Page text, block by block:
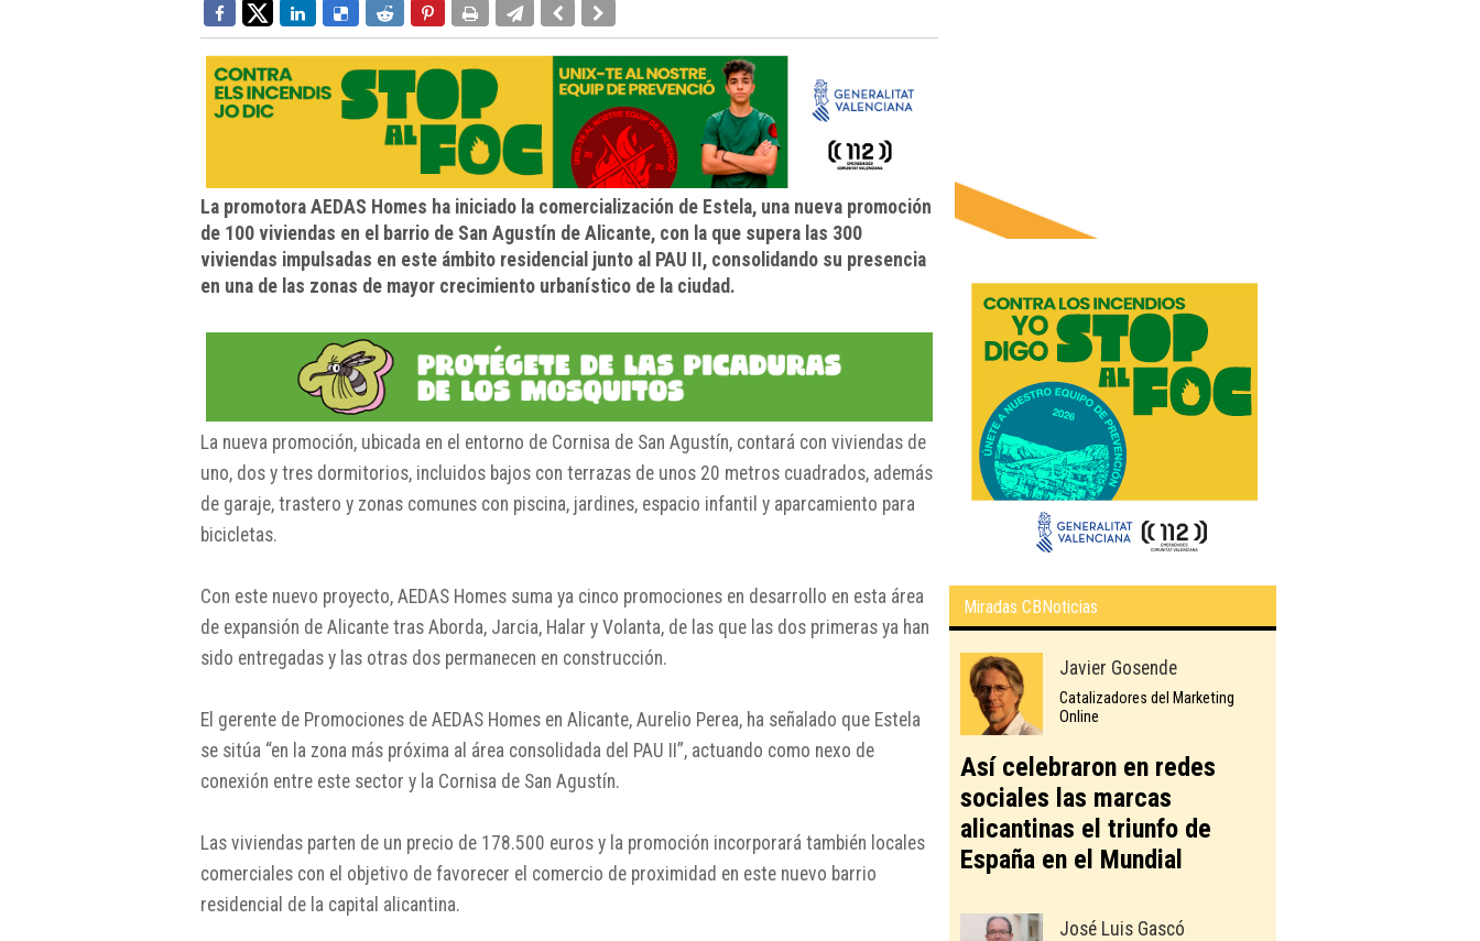
La promotora AEDAS Homes ha iniciado la comercialización de Estela, una nueva promoción
de 100 viviendas en el barrio de San Agustín de Alicante, con la que supera las 300
viviendas impulsadas en este ámbito residencial junto al PAU II, consolidando su presencia
en una de las zonas de mayor crecimiento urbanístico de la ciudad.
La nueva promoción, ubicada en el entorno de Cornisa de San Agustín, contará con viviendas de
uno, dos y tres dormitorios, incluidos bajos con terrazas de unos 20 metros cuadrados, además
de garaje, trastero y zonas comunes con piscina, jardines, espacio infantil y aparcamiento para
bicicletas.
Con este nuevo proyecto, AEDAS Homes suma ya cinco promociones en desarrollo en esta área
de expansión de Alicante tras Aborda, Jarcia, Halar y Volanta, de las que las dos primeras ya han
sido entregadas y las otras dos permanecen en construcción.
El gerente de Promociones de AEDAS Homes en Alicante, Aurelio Perea, ha señalado que Estela
se sitúa “en la zona más próxima al área consolidada del PAU II”, actuando como nexo de
conexión entre este sector y la Cornisa de San Agustín.
Las viviendas parten de un precio de 178.500 euros y la promoción incorporará también locales
comerciales con el objetivo de favorecer el comercio de proximidad en este nuevo barrio
residencial de la capital alicantina.
Miradas CBNoticias
Javier Gosende
Catalizadores del Marketing
Online
Así celebraron en redes
sociales las marcas
alicantinas el triunfo de
España en el Mundial
José Luis Gascó